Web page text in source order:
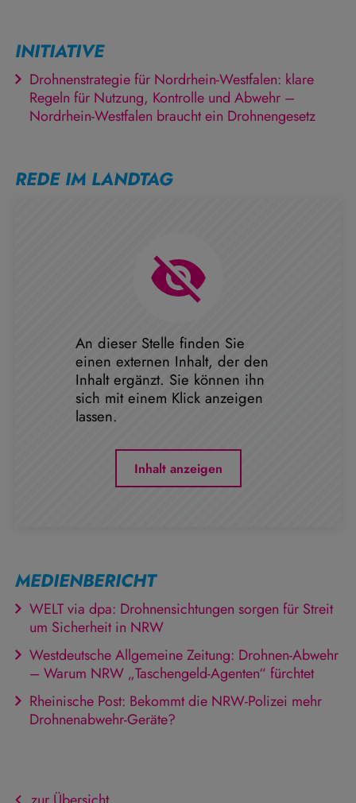
INITIATIVE
Drohnenstrategie für Nordrhein-Westfalen: klare
Regeln für Nutzung, Kontrolle und Abwehr –
Nordrhein-Westfalen braucht ein Drohnengesetz
REDE IM LANDTAG
An dieser Stelle finden Sie
einen externen Inhalt, der den
Inhalt ergänzt. Sie können ihn
sich mit einem Klick anzeigen
lassen.
Inhalt anzeigen
MEDIENBERICHT
WELT via dpa: Drohnensichtungen sorgen für Streit
um Sicherheit in NRW
Westdeutsche Allgemeine Zeitung: Drohnen-Abwehr
– Warum NRW „Taschengeld-Agenten“ fürchtet
Rheinische Post: Bekommt die NRW-Polizei mehr
Drohnenabwehr-Geräte?